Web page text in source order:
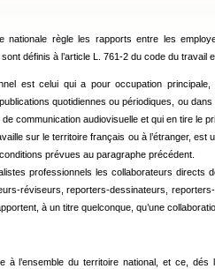
nationale règle les rapports entre les
définis à l’article L. 761-2 du code du travail
est celui qui a pour occupation
quotidiennes ou périodiques, ou
communication audiovisuelle et qui en tire le
sur le territoire français ou à l’étranger, est
prévues au paragraphe précédent.
professionnels les collaborateurs directs
réviseurs, reporters-dessinateurs,
à un titre quelconque, qu’une
à l’ensemble du territoire national, et ce,